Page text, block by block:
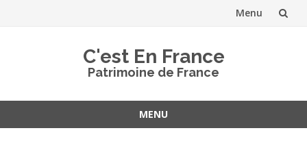
Menu
C'est En France
Patrimoine de France
MENU